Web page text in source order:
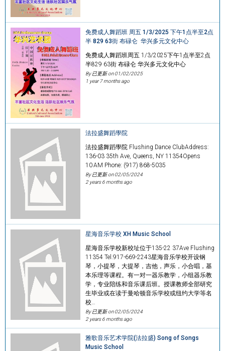
免费成人舞蹈班 周五 1/3/2025 下午1点半至2点
半 829 63街 布碌仑 华兴多元文化中心
免费成人舞蹈班周五 1/3/2025下午1点半至2点
半829 63街 布碌仑 华兴多元文化中心
By 已更新 on01/02/2025
1 year 7 months ago
法拉盛舞蹈學院
法拉盛舞蹈學院 Flushing Dance ClubAddress:
136-03 35th Ave, Queens, NY 11354Opens
10 AM Phone: (917) 868-5035
By 已更新 on02/05/2024
2 years 6 months ago
星海音乐学校 XH Music School
星海音乐学校新校址位于135-22 37Ave Flushing
11354 Tel.917-669-2243星海音乐学校开设钢
琴，小提琴，大提琴，吉他，声乐，小合唱，基
本乐理等课程。有一对一器乐教学，小组器乐教
学，专业陪练和音乐课后班。授课教师全部研究
生毕业或在读于曼哈顿音乐学校或纽约大学等名
校…
By 已更新 on02/05/2024
2 years 6 months ago
雅歌音乐艺术学院(法拉盛) Song of Songs
Music School